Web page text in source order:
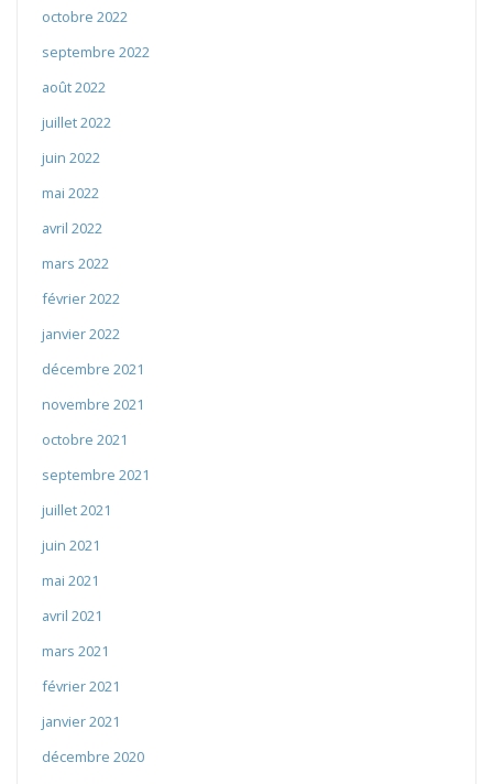
octobre 2022
septembre 2022
août 2022
juillet 2022
juin 2022
mai 2022
avril 2022
mars 2022
février 2022
janvier 2022
décembre 2021
novembre 2021
octobre 2021
septembre 2021
juillet 2021
juin 2021
mai 2021
avril 2021
mars 2021
février 2021
janvier 2021
décembre 2020